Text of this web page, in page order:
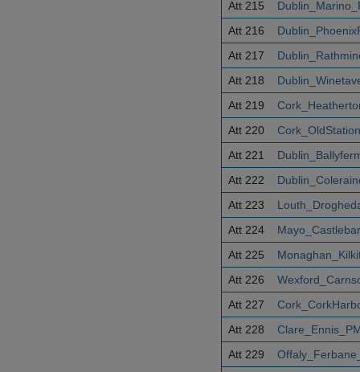
Att 215
Att 216
Att 217
Att 218
Att 219
Att 220
Att 221
Att 222
Att 223
Att 224
Att 225
Att 226
Att 227
Att 228
Att 229